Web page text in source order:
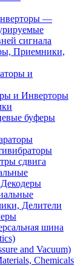
—
сигнала
Приемники,
и
и Инверторы
буферы
сдвига
Делители
шина
and Vacuum)
Chemicals